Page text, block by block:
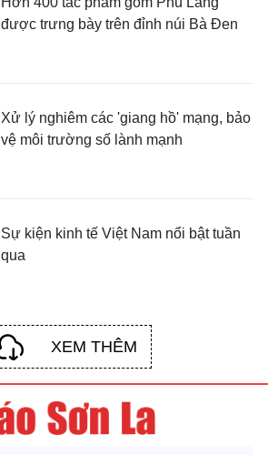
được trưng bày trên đỉnh núi Bà Đen
Xử lý nghiêm các 'giang hồ' mạng, bảo
vệ môi trường số lành mạnh
Sự kiện kinh tế Việt Nam nổi bật tuần
qua
XEM THÊM